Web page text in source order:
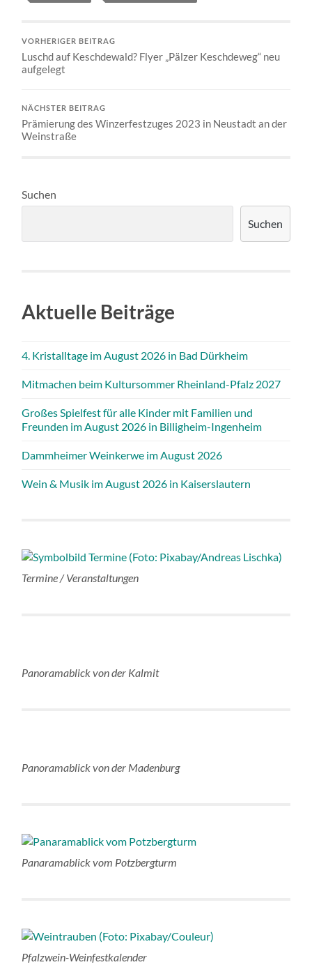
VORHERIGER BEITRAG
Luschd auf Keschdewald? Flyer „Pälzer Keschdeweg“ neu
aufgelegt
NÄCHSTER BEITRAG
Prämierung des Winzerfestzuges 2023 in Neustadt an der
Weinstraße
Suchen
Suchen
Aktuelle Beiträge
4. Kristalltage im August 2026 in Bad Dürkheim
Mitmachen beim Kultursommer Rheinland-Pfalz 2027
Großes Spielfest für alle Kinder mit Familien und
Freunden im August 2026 in Billigheim-Ingenheim
Dammheimer Weinkerwe im August 2026
Wein & Musik im August 2026 in Kaiserslautern
Termine / Veranstaltungen
Panoramablick von der Kalmit
Panoramablick von der Madenburg
Panaramablick vom Potzbergturm
Pfalzwein-Weinfestkalender